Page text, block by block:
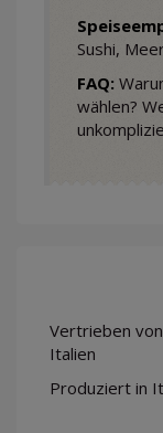
Sushi,
FAQ:
wählen?
Vertrieben
Italien
Produziert in